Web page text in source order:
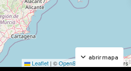
Leaflet | ©OpenStreetMap contributors
abrir mapa